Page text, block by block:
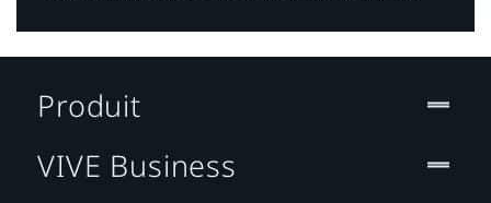
Produit
VIVE Business